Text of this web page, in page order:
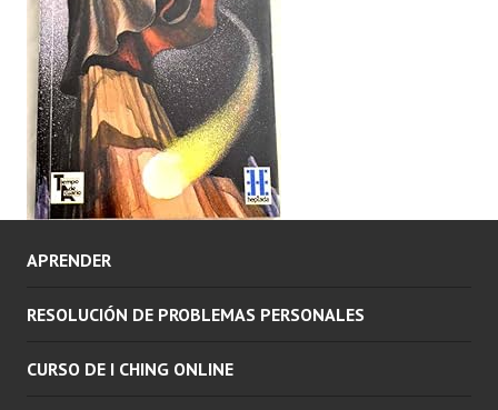
APRENDER
RESOLUCIÓN DE PROBLEMAS PERSONALES
CURSO DE I CHING ONLINE